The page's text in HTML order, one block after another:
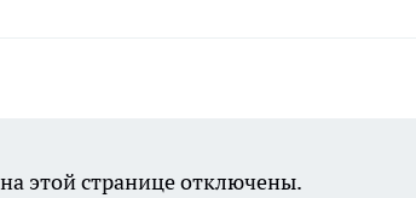
этой странице отключены.